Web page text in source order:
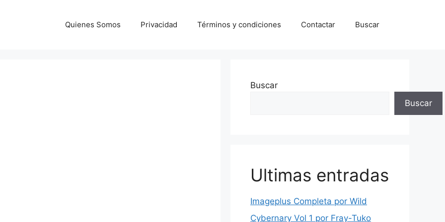
Quienes Somos Privacidad Términos y condiciones Contactar Buscar
Buscar
Buscar
Ultimas entradas
Imageplus Completa por Wild
Cybernary Vol 1 por Fray-Tuko